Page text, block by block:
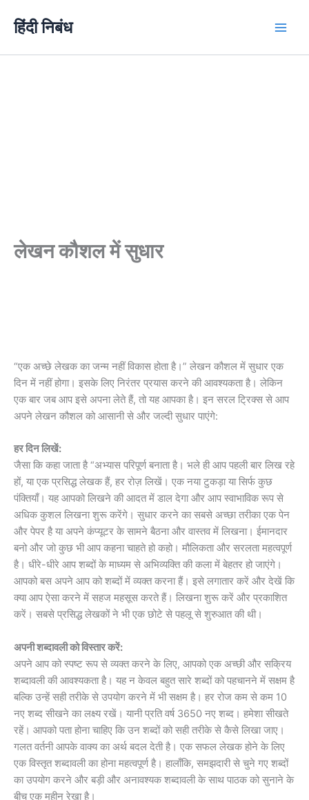
हिंदी निबंध
लेखन कौशल में सुधार
“एक अच्छे लेखक का जन्म नहीं विकास होता है।” लेखन कौशल में सुधार एक
दिन में नहीं होगा। इसके लिए निरंतर प्रयास करने की आवश्यकता है। लेकिन
एक बार जब आप इसे अपना लेते हैं, तो यह आपका है। इन सरल ट्रिक्स से आप
अपने लेखन कौशल को आसानी से और जल्दी सुधार पाएंगे:
हर दिन लिखें:
जैसा कि कहा जाता है “अभ्यास परिपूर्ण बनाता है। भले ही आप पहली बार लिख रहे
हों, या एक प्रसिद्ध लेखक हैं, हर रोज़ लिखें। एक नया टुकड़ा या सिर्फ कुछ
पंक्तियाँ। यह आपको लिखने की आदत में डाल देगा और आप स्वाभाविक रूप से
अधिक कुशल लिखना शुरू करेंगे। सुधार करने का सबसे अच्छा तरीका एक पेन
और पेपर है या अपने कंप्यूटर के सामने बैठना और वास्तव में लिखना। ईमानदार
बनो और जो कुछ भी आप कहना चाहते हो कहो। मौलिकता और सरलता महत्वपूर्ण
है। धीरे-धीरे आप शब्दों के माध्यम से अभिव्यक्ति की कला में बेहतर हो जाएंगे।
आपको बस अपने आप को शब्दों में व्यक्त करना हैं। इसे लगातार करें और देखें कि
क्या आप ऐसा करने में सहज महसूस करते हैं। लिखना शुरू करें और प्रकाशित
करें। सबसे प्रसिद्ध लेखकों ने भी एक छोटे से पहलू से शुरुआत की थी।
अपनी शब्दावली को विस्तार करें:
अपने आप को स्पष्ट रूप से व्यक्त करने के लिए, आपको एक अच्छी और सक्रिय
शब्दावली की आवश्यकता है। यह न केवल बहुत सारे शब्दों को पहचानने में सक्षम है
बल्कि उन्हें सही तरीके से उपयोग करने में भी सक्षम है। हर रोज कम से कम 10
नए शब्द सीखने का लक्ष्य रखें। यानी प्रति वर्ष 3650 नए शब्द। हमेशा सीखते
रहें। आपको पता होना चाहिए कि उन शब्दों को सही तरीके से कैसे लिखा जाए।
गलत वर्तनी आपके वाक्य का अर्थ बदल देती है। एक सफल लेखक होने के लिए
एक विस्तृत शब्दावली का होना महत्वपूर्ण है। हालाँकि, समझदारी से चुने गए शब्दों
का उपयोग करने और बड़ी और अनावश्यक शब्दावली के साथ पाठक को सुनाने के
बीच एक महीन रेखा है।